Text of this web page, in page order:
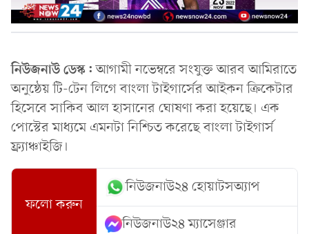
নিউজনাউ ডেস্ক:আগামী নভেম্বরে সংযুক্ত আরব আমিরাতে
অনুষ্ঠেয় টি-টেন লিগে বাংলা টাইগার্সের আইকন ক্রিকেটার
হিসেবে সাকিব আল হাসানের ঘোষণা করা হয়েছে। এক
পোস্টের মাধ্যমে এমনটা নিশ্চিত করেছে বাংলা টাইগার্স
ফ্র্যাঞ্চাইজি।
ফলো করুন
নিউজনাউ২৪ হোয়াটসঅ্যাপ
নিউজনাউ২৪ ম্যাসেঞ্জার